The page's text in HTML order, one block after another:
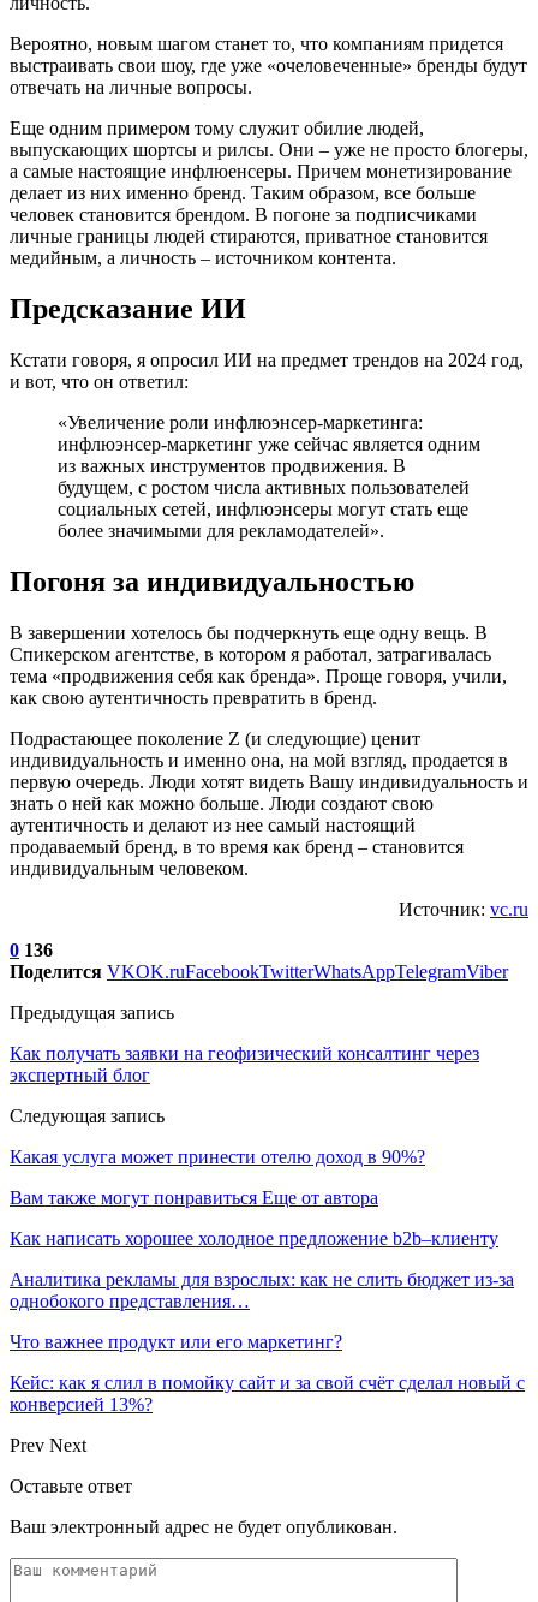
Вероятно, новым шагом станет то, что компаниям придется
выстраивать свои шоу, где уже «очеловеченные» бренды будут
отвечать на личные вопросы.
Еще одним примером тому служит обилие людей,
выпускающих шортсы и рилсы. Они – уже не просто блогеры,
а самые настоящие инфлюенсеры. Причем монетизирование
делает из них именно бренд. Таким образом, все больше
человек становится брендом. В погоне за подписчиками
личные границы людей стираются, приватное становится
медийным, а личность – источником контента.
Предсказание ИИ
Кстати говоря, я опросил ИИ на предмет трендов на 2024 год,
и вот, что он ответил:
«Увеличение роли инфлюэнсер-маркетинга:
инфлюэнсер-маркетинг уже сейчас является одним
из важных инструментов продвижения. В
будущем, с ростом числа активных пользователей
социальных сетей, инфлюэнсеры могут стать еще
более значимыми для рекламодателей».
Погоня за индивидуальностью
В завершении хотелось бы подчеркнуть еще одну вещь. В
Спикерском агентстве, в котором я работал, затрагивалась
тема «продвижения себя как бренда». Проще говоря, учили,
как свою аутентичность превратить в бренд.
Подрастающее поколение Z (и следующие) ценит
индивидуальность и именно она, на мой взгляд, продается в
первую очередь. Люди хотят видеть Вашу индивидуальность и
знать о ней как можно больше. Люди создают свою
аутентичность и делают из нее самый настоящий
продаваемый бренд, в то время как бренд – становится
индивидуальным человеком.
Источник: vc.ru
0 136
Поделится VKOK.ruFacebookTwitterWhatsAppTelegramViber
Предыдущая запись
Как получать заявки на геофизический консалтинг через
экспертный блог
Следующая запись
Какая услуга может принести отелю доход в 90%?
Вам также могут понравиться Еще от автора
Как написать хорошее холодное предложение b2b–клиенту
Аналитика рекламы для взрослых: как не слить бюджет из-за
однобокого представления…
Что важнее продукт или его маркетинг?
Кейс: как я слил в помойку сайт и за свой счёт сделал новый с
конверсией 13%?
Prev Next
Оставьте ответ
Ваш электронный адрес не будет опубликован.